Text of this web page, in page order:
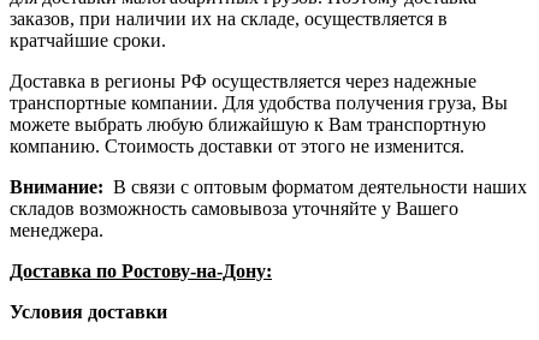
заказов, при наличии их на складе, осуществляется в
кратчайшие сроки.
Доставка в регионы РФ осуществляется через надежные
транспортные компании. Для удобства получения груза, Вы
можете выбрать любую ближайшую к Вам транспортную
компанию. Стоимость доставки от этого не изменится.
Внимание: В связи с оптовым форматом деятельности наших
складов возможность самовывоза уточняйте у Вашего
менеджера.
Доставка по Ростову-на-Дону:
Условия доставки